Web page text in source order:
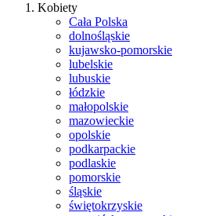
Kobiety
Cała Polska
dolnośląskie
kujawsko-pomorskie
lubelskie
lubuskie
łódzkie
małopolskie
mazowieckie
opolskie
podkarpackie
podlaskie
pomorskie
śląskie
świętokrzyskie